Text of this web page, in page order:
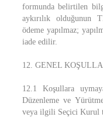
formunda belirtilen
aykırılık olduğunun
ödeme yapılmaz;
iade edilir.
12. GENEL
12.1 Koşullara
Düzenleme ve
veya ilgili Seçici Kurul